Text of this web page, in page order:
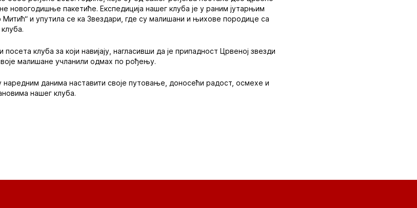
новогодишње пакетиће. Експедиција нашег клуба је у раним јутарњим
Митић“ и упутила се ка Звездари, где су малишани и њихове породице са
клуба за који навијају, нагласивши да је припадност Црвеној звезди
малишане учланили одмах по рођењу.
данима наставити своје путовање, доносећи радост, осмехе и
нашег клуба.